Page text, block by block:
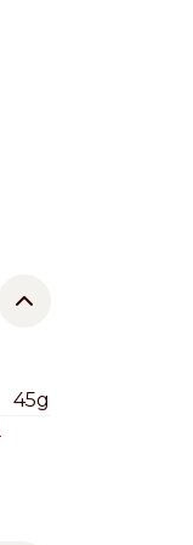
45g